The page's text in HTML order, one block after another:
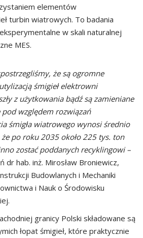
elementów
turbin wiatrowych. To badania
w skali naturalnej
MES.
że są ogromne
śmigieł elektrowni
z użytkowania bądź są zamieniane
względem rozwiązań
śmigła wiatrowego wynosi średnio
po roku 2035 około 225 tys. ton
zostać poddanych recyklingowi –
dr hab. inż. Mirosław Broniewicz,
Budowlanych i Mechaniki
i Nauk o Środowisku
granicy Polski składowane są
łopat śmigieł, które praktycznie